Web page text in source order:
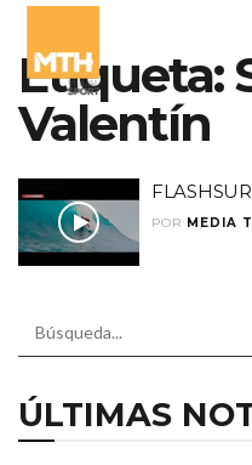
Etiqueta:
Valentín
POR MEDIA
ÚLTIMAS